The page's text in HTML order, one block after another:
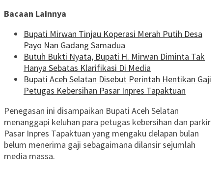
Bacaan Lainnya
Bupati Mirwan Tinjau Koperasi Merah Putih Desa
Payo Nan Gadang Samadua
Butuh Bukti Nyata, Bupati H. Mirwan Diminta Tak
Hanya Sebatas Klarifikasi Di Media
Bupati Aceh Selatan Disebut Perintah Hentikan Gaji
Petugas Kebersihan Pasar Inpres Tapaktuan
Penegasan ini disampaikan Bupati Aceh Selatan
menanggapi keluhan para petugas kebersihan dan parkir
Pasar Inpres Tapaktuan yang mengaku delapan bulan
belum menerima gaji sebagaimana dilansir sejumlah
media massa.